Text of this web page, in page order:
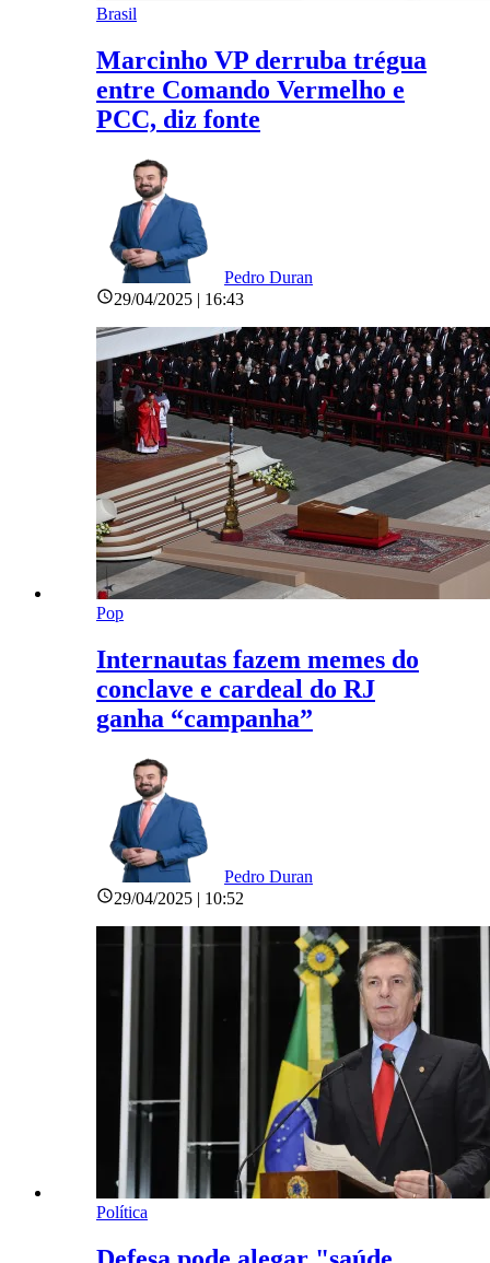
Brasil
Marcinho VP derruba trégua
entre Comando Vermelho e
PCC, diz fonte
Pedro Duran
29/04/2025 | 16:43
Pop
Internautas fazem memes do
conclave e cardeal do RJ
ganha “campanha”
Pedro Duran
29/04/2025 | 10:52
Política